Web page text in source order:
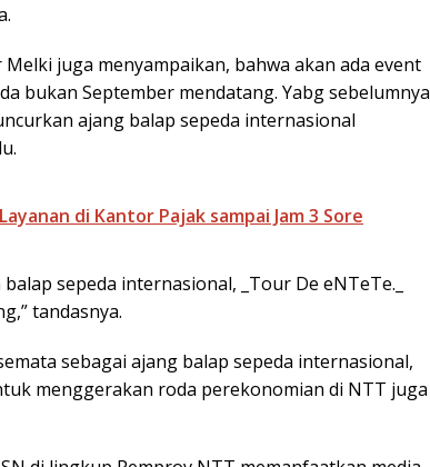
juga menyampaikan, bahwa akan ada event
bukan September mendatang. Yabg sebelumnya
ajang balap sepeda internasional
di Kantor Pajak sampai Jam 3 Sore
sepeda internasional, _Tour De eNTeTe._
tandasnya.
sebagai ajang balap sepeda internasional,
menggerakan roda perekonomian di NTT juga